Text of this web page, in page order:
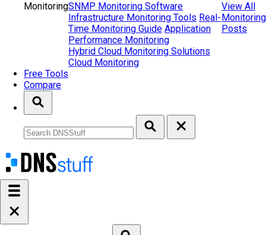
MonitoringSNMP Monitoring Software
Infrastructure Monitoring Tools Real-
Time Monitoring Guide Application
Performance Monitoring
Hybrid Cloud Monitoring Solutions
Cloud Monitoring
View All
Monitoring
Posts
Free Tools
Compare